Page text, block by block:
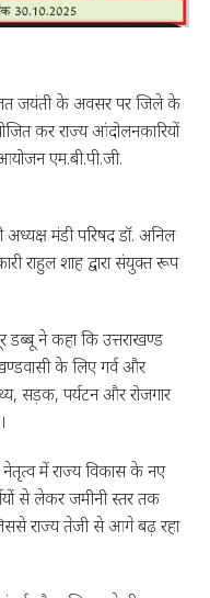
रजत जयंती के अवसर पर जिले के
कर राज्य आंदोलनकारियों
एम.बी.पी.जी.
अध्यक्ष मंडी परिषद डॉ. अनिल
राहुल शाह द्वारा संयुक्त रूप
डब्बू ने कहा कि उत्तराखण्ड
के लिए गर्व और
सड़क, पर्यटन और रोजगार
में राज्य विकास के नए
से लेकर जमीनी स्तर तक
राज्य तेजी से आगे बढ़ रहा